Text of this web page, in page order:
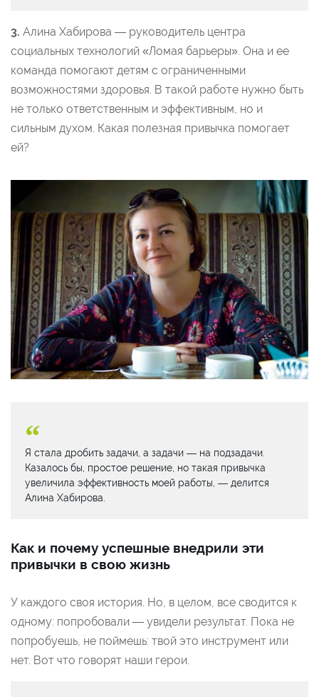
3. Алина Хабирова — руководитель центра
социальных технологий «Ломая барьеры». Она и ее
команда помогают детям с ограниченными
возможностями здоровья. В такой работе нужно быть
не только ответственным и эффективным, но и
сильным духом. Какая полезная привычка помогает
ей?
Я стала дробить задачи, а задачи — на подзадачи.
Казалось бы, простое решение, но такая привычка
увеличила эффективность моей работы, — делится
Алина Хабирова.
Как и почему успешные внедрили эти
привычки в свою жизнь
У каждого своя история. Но, в целом, все сводится к
одному: попробовали — увидели результат. Пока не
попробуешь, не поймешь: твой это инструмент или
нет. Вот что говорят наши герои.